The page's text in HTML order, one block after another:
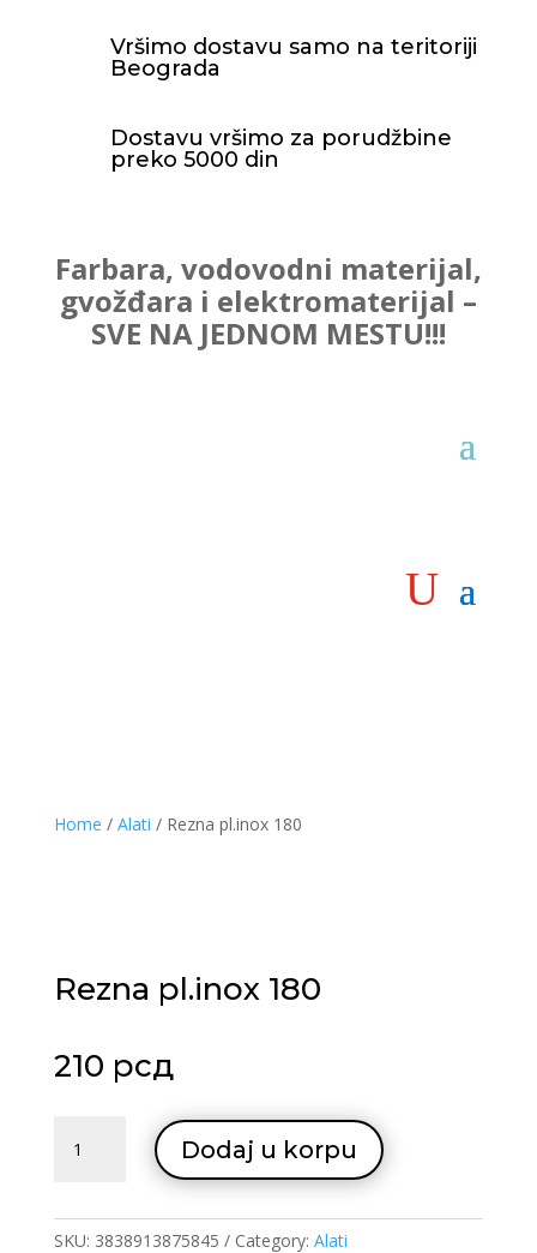
Vršimo dostavu samo na teritoriji
Beograda
Dostavu vršimo za porudžbine
preko 5000 din
Farbara, vodovodni materijal,
gvožđara i elektromaterijal –
SVE NA JEDNOM MESTU!!!
Home / Alati / Rezna pl.inox 180
Rezna pl.inox 180
210 рсд
pl.inox
Dodaj u korpu
SKU: 3838913875845 Category: Alati